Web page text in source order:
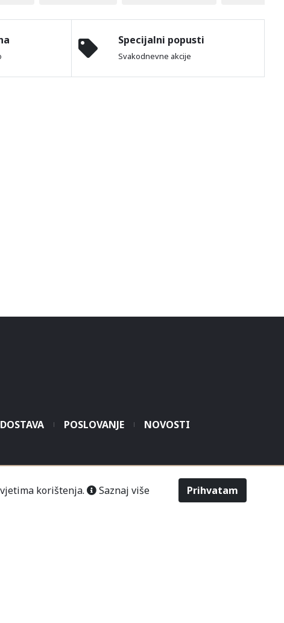
korištenja. Saznaj više Prihvatam
Specijalni popusti
Svakodnevne akcije
DOSTAVA POSLOVANJE NOVOSTI
Čitluk-Međugorje.